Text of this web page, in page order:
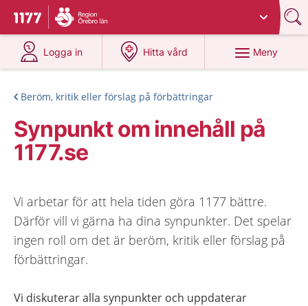
Till startsidan för 1177
Du har valt region
Logga in
på 1177.se
Hitta vård
på 1177.se
Meny
Beröm, kritik eller förslag på förbättringar
Synpunkt om innehåll på
1177.se
Vi arbetar för att hela tiden göra 1177 bättre.
Därför vill vi gärna ha dina synpunkter. Det spelar
ingen roll om det är beröm, kritik eller förslag på
förbättringar.
Vi diskuterar alla synpunkter och uppdaterar